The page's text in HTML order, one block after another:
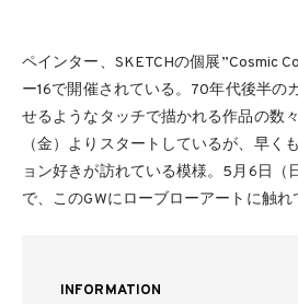
ペインター、SKETCHの個展”Cosmic
ー16で開催されている。70年代後半の
せるようなタッチで描かれる作品の数
（金）よりスタートしているが、早く
ョン好きが訪れている模様。5月6日（
で、このGWにローブローアートに触れ
INFORMATION